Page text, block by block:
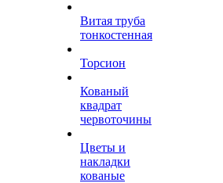
Витая труба
тонкостенная
Торсион
Кованый
квадрат
червоточины
Цветы и
накладки
кованые